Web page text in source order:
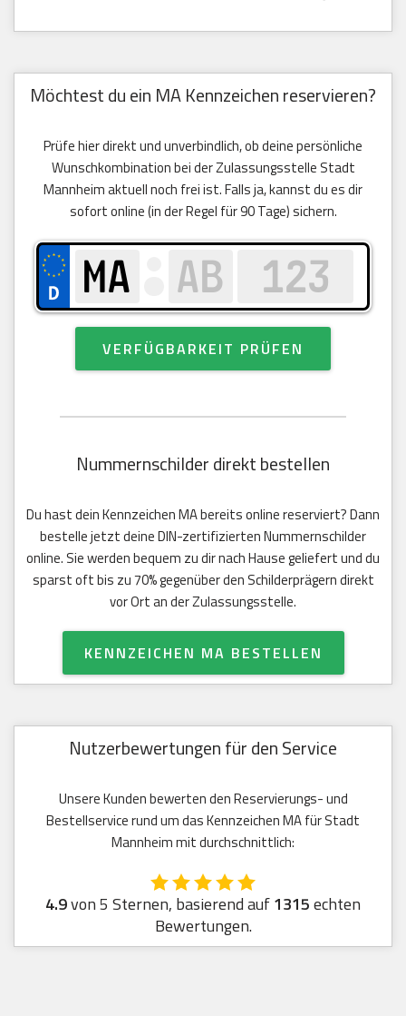
Möchtest du ein MA Kennzeichen reservieren?
Prüfe hier direkt und unverbindlich, ob deine persönliche
Wunschkombination bei der Zulassungsstelle Stadt
Mannheim aktuell noch frei ist. Falls ja, kannst du es dir
sofort online (in der Regel für 90 Tage) sichern.
VERFÜGBARKEIT PRÜFEN
Nummernschilder direkt bestellen
Du hast dein Kennzeichen MA bereits online reserviert? Dann
bestelle jetzt deine DIN-zertifizierten Nummernschilder
online. Sie werden bequem zu dir nach Hause geliefert und du
sparst oft bis zu 70% gegenüber den Schilderprägern direkt
vor Ort an der Zulassungsstelle.
KENNZEICHEN MA BESTELLEN
Nutzerbewertungen für den Service
Unsere Kunden bewerten den Reservierungs- und
Bestellservice rund um das Kennzeichen MA für Stadt
Mannheim mit durchschnittlich:
4.9von 5 Sternen, basierend auf1315echten
Bewertungen.